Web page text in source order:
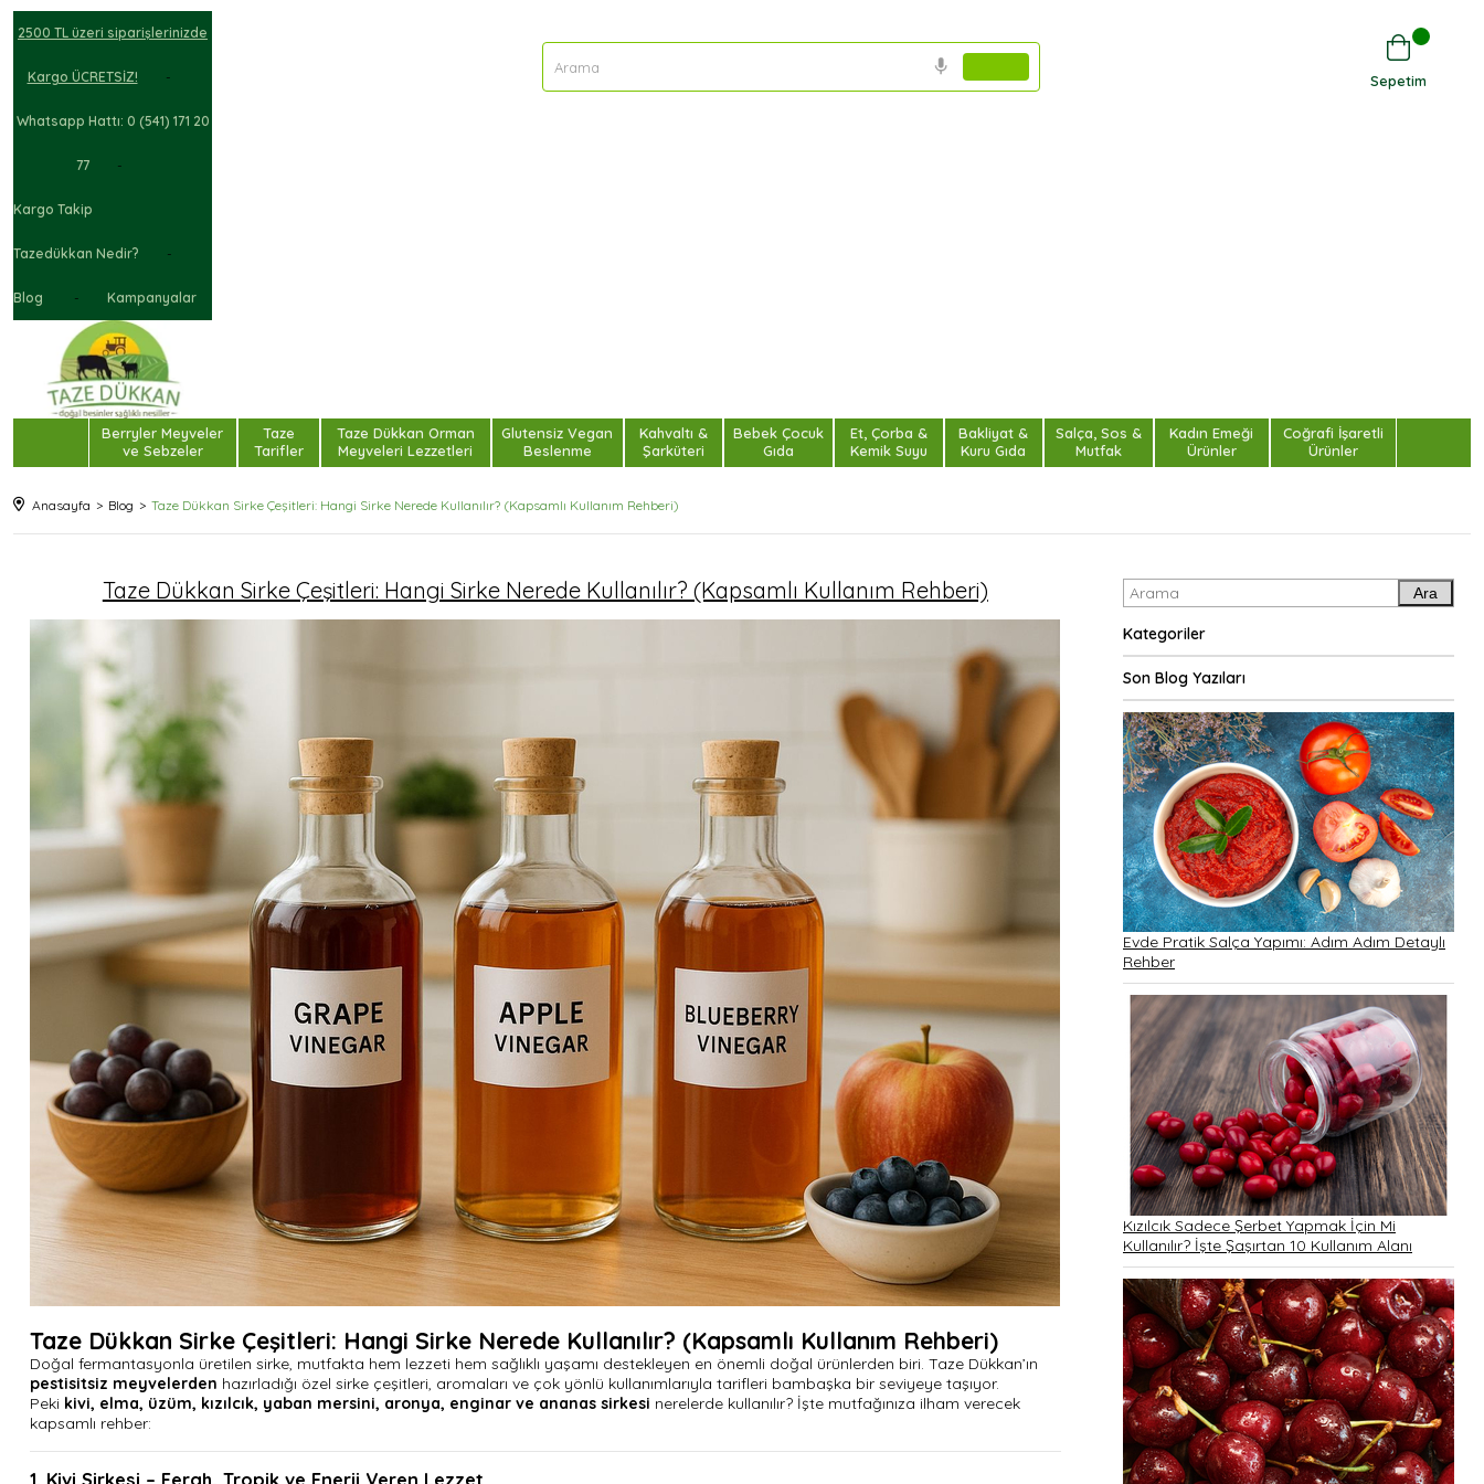
2500 TL üzeri siparişlerinizde
Kargo ÜCRETSİZ!
Whatsapp Hattı: 0 (541) 171 20
77
Kargo Takip
Tazedükkan Nedir?
Blog Kampanyalar
Sepetim
Berryler Meyveler
ve Sebzeler
Taze
Tarifler
Taze Dükkan Orman
Meyveleri Lezzetleri
Glutensiz Vegan
Beslenme
Kahvaltı &
Şarküteri
Bebek Çocuk
Gıda
Et, Çorba &
Kemik Suyu
Bakliyat &
Kuru Gıda
Salça, Sos &
Mutfak
Kadın Emeği
Ürünler
Coğrafi İşaretli
Ürünler
Anasayfa Blog Taze Dükkan Sirke Çeşitleri: Hangi Sirke Nerede Kullanılır? (Kapsamlı Kullanım Rehberi)
Taze Dükkan Sirke Çeşitleri: Hangi Sirke Nerede Kullanılır? (Kapsamlı Kullanım Rehberi)
Taze Dükkan Sirke Çeşitleri: Hangi Sirke Nerede Kullanılır? (Kapsamlı Kullanım Rehberi)
Doğal fermantasyonla üretilen sirke, mutfakta hem lezzeti hem sağlıklı yaşamı destekleyen en önemli doğal ürünlerden biri. Taze Dükkan’ın
pestisitsiz meyvelerden hazırladığı özel sirke çeşitleri, aromaları ve çok yönlü kullanımlarıyla tarifleri bambaşka bir seviyeye taşıyor.
Peki kivi, elma, üzüm, kızılcık, yaban mersini, aronya, enginar ve ananas sirkesi nerelerde kullanılır? İşte mutfağınıza ilham verecek
kapsamlı rehber:
1. Kivi Sirkesi – Ferah, Tropik ve Enerji Veren Lezzet
Ara
Kategoriler
Son Blog Yazıları
Evde Pratik Salça Yapımı: Adım Adım Detaylı
Rehber
Kızılcık Sadece Şerbet Yapmak İçin Mi
Kullanılır? İşte Şaşırtan 10 Kullanım Alanı